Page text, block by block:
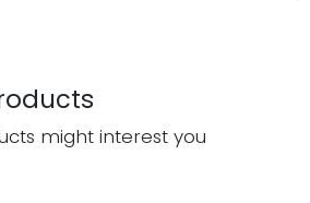
might interest you